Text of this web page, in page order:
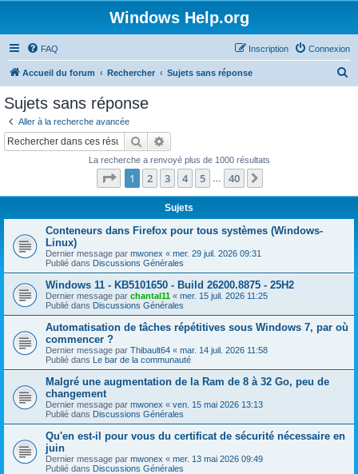
Windows Help.org
FAQ Connexion
Inscription
Accueil du forum Rechercher Sujets sans réponse
Sujets sans réponse
Aller à la recherche avancée
Rechercher
La recherche a renvoyé plus de 1000 résultats
Page 1sur40
1 2 3 4 5 40
Sujets
Conteneurs dans Firefox pour tous systèmes (Windows-
Linux)
Dernier message par mwonex « mer. 29 juil. 2026 09:31
Publié dans Discussions Générales
Windows 11 - KB5101650 - Build 26200.8875 - 25H2
Dernier message par chantal11 « mer. 15 juil. 2026 11:25
Publié dans Discussions Générales
Automatisation de tâches répétitives sous Windows 7, par où
commencer ?
Dernier message par Thibault64 « mar. 14 juil. 2026 11:58
Publié dans Le bar de la communauté
Malgré une augmentation de la Ram de 8 à 32 Go, peu de
changement
Dernier message par mwonex « ven. 15 mai 2026 13:13
Publié dans Discussions Générales
Qu'en est-il pour vous du certificat de sécurité nécessaire en
juin
Dernier message par mwonex « mer. 13 mai 2026 09:49
Publié dans Discussions Générales